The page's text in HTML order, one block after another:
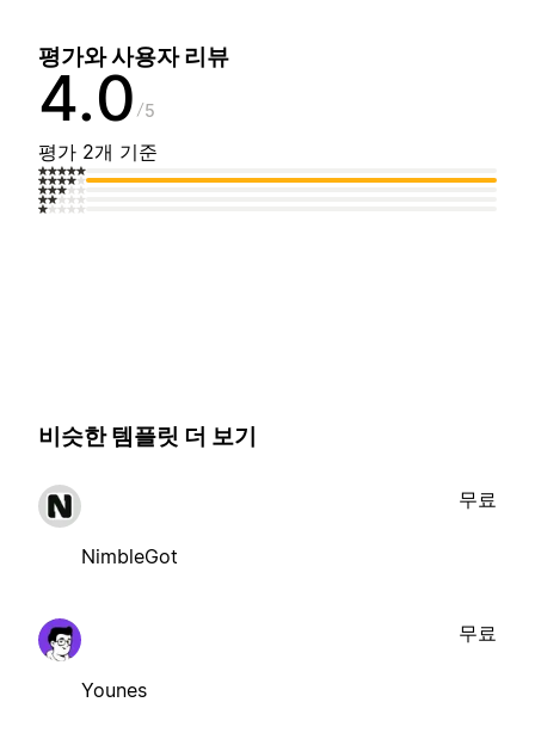
평가와 사용자 리뷰
4.0 5
평가 2개 기준
비슷한 템플릿 더 보기
NimbleGot
무료
Younes
무료